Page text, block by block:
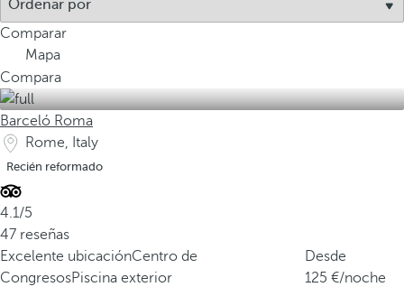
Comparar
Mapa
Compara
Barceló Roma
Rome, Italy
Recién reformado
4.1/5
47 reseñas
Excelente ubicaciónCentro de
CongresosPiscina exterior
Desde
125
/noche